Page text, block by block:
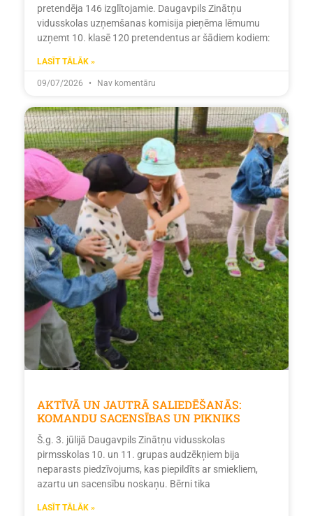
pretendēja 146 izglītojamie. Daugavpils Zinātņu
vidusskolas uzņemšanas komisija pieņēma lēmumu
uzņemt 10. klasē 120 pretendentus ar šādiem kodiem:
LASĪT TĀLĀK »
09/07/2026 Nav komentāru
AKTĪVĀ UN JAUTRĀ SALIEDĒŠANĀS:
KOMANDU SACENSĪBAS UN PIKNIKS
Š.g. 3. jūlijā Daugavpils Zinātņu vidusskolas
pirmsskolas 10. un 11. grupas audzēkņiem bija
neparasts piedzīvojums, kas piepildīts ar smiekliem,
azartu un sacensību noskaņu. Bērni tika
LASĪT TĀLĀK »